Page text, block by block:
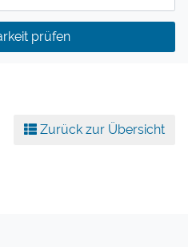
prüfen
Zurück zur Übersicht